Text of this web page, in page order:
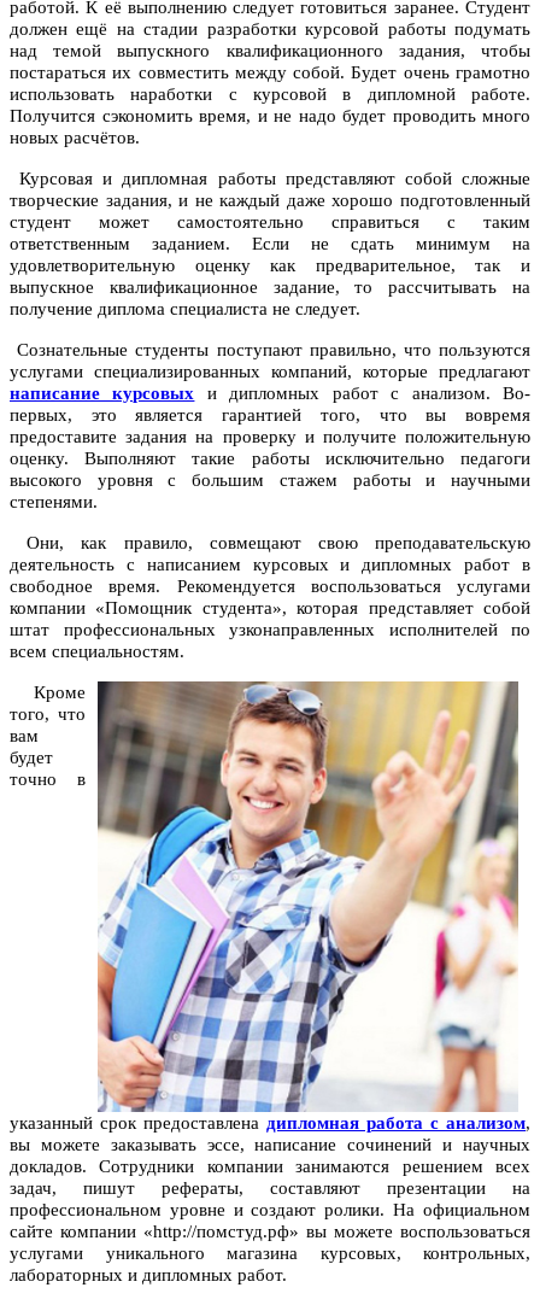
работой. К её выполнению следует готовиться заранее. Студент
должен ещё на стадии разработки курсовой работы подумать
над темой выпускного квалификационного задания, чтобы
постараться их совместить между собой. Будет очень грамотно
использовать наработки с курсовой в дипломной работе.
Получится сэкономить время, и не надо будет проводить много
новых расчётов.
Курсовая и дипломная работы представляют собой сложные
творческие задания, и не каждый даже хорошо подготовленный
студент может самостоятельно справиться с таким
ответственным заданием. Если не сдать минимум на
удовлетворительную оценку как предварительное, так и
выпускное квалификационное задание, то рассчитывать на
получение диплома специалиста не следует.
Сознательные студенты поступают правильно, что пользуются
услугами специализированных компаний, которые предлагают
написание курсовых и дипломных работ с анализом.Во-
первых, это является гарантией того, что вы вовремя
предоставите задания на проверку и получите положительную
оценку. Выполняют такие работы исключительно педагоги
высокого уровня с большим стажем работы и научными
степенями.
Они, как правило, совмещают свою преподавательскую
деятельность с написанием курсовых и дипломных работ в
свободное время. Рекомендуется воспользоваться услугами
компании «Помощник студента», которая представляет собой
штат профессиональных узконаправленных исполнителей по
всем специальностям.
Кроме
того, что
вам
будет
точно в
указанный срок предоставлена дипломная работа с анализом,
вы можете заказывать эссе, написание сочинений и научных
докладов. Сотрудники компании занимаются решением всех
задач, пишут рефераты, составляют презентации на
профессиональном уровне и создают ролики. На официальном
сайте компании «http://помстуд.рф» вы можете воспользоваться
услугами уникального магазина курсовых, контрольных,
лабораторных и дипломных работ.